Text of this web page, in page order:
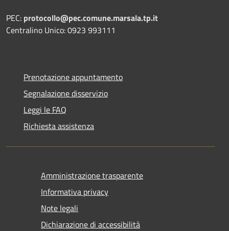
PEC: protocollo@pec.comune.marsala.tp.it
Centralino Unico: 0923 993111
Prenotazione appuntamento
Segnalazione disservizio
Leggi le FAQ
Richiesta assistenza
Amministrazione trasparente
Informativa privacy
Note legali
Dichiarazione di accessibilità